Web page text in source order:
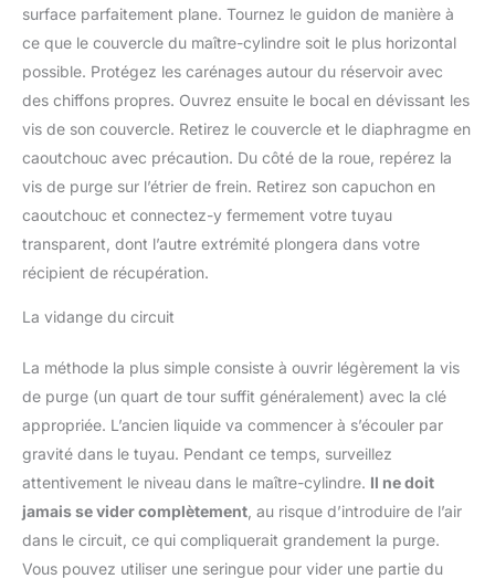
surface parfaitement plane. Tournez le guidon de manière à
ce que le couvercle du maître-cylindre soit le plus horizontal
possible. Protégez les carénages autour du réservoir avec
des chiffons propres. Ouvrez ensuite le bocal en dévissant les
vis de son couvercle. Retirez le couvercle et le diaphragme en
caoutchouc avec précaution. Du côté de la roue, repérez la
vis de purge sur l’étrier de frein. Retirez son capuchon en
caoutchouc et connectez-y fermement votre tuyau
transparent, dont l’autre extrémité plongera dans votre
récipient de récupération.
La vidange du circuit
La méthode la plus simple consiste à ouvrir légèrement la vis
de purge (un quart de tour suffit généralement) avec la clé
appropriée. L’ancien liquide va commencer à s’écouler par
gravité dans le tuyau. Pendant ce temps, surveillez
attentivement le niveau dans le maître-cylindre. Il ne doit
jamais se vider complètement , au risque d’introduire de l’air
dans le circuit, ce qui compliquerait grandement la purge.
Vous pouvez utiliser une seringue pour vider une partie du